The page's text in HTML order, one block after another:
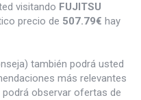
visitando FUJITSU
precio de 507.79€ hay
también podrá usted
más relevantes
observar ofertas de